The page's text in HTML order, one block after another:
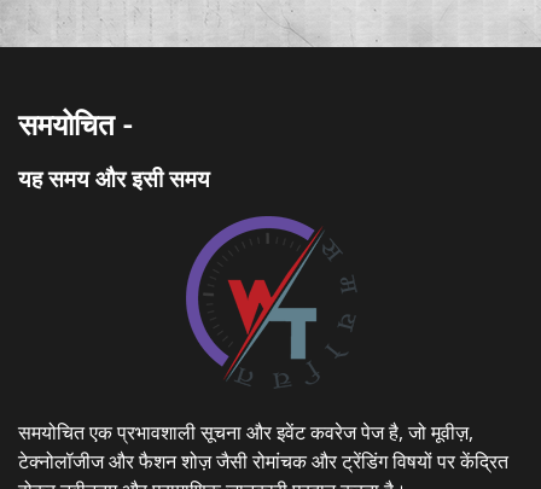
समयोचित -
यह समय और इसी समय
समयोचित एक प्रभावशाली सूचना और इवेंट कवरेज पेज है, जो मूवीज़,
टेक्नोलॉजीज और फैशन शोज़ जैसी रोमांचक और ट्रेंडिंग विषयों पर केंद्रित